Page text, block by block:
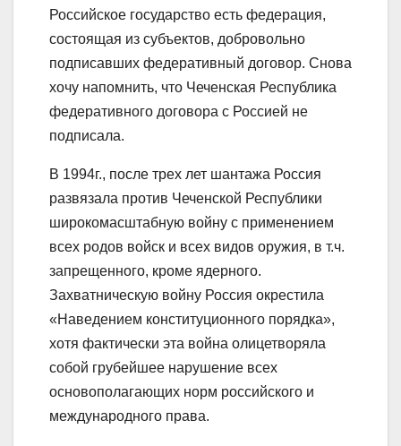
Российское государство есть федерация,
состоящая из субъектов, добровольно
подписавших федеративный договор. Снова
хочу напомнить, что Чеченская Республика
федеративного договора с Россией не
подписала.
В 1994г., после трех лет шантажа Россия
развязала против Чеченской Республики
широкомасштабную войну с применением
всех родов войск и всех видов оружия, в т.ч.
запрещенного, кроме ядерного.
Захватническую войну Россия окрестила
«Наведением конституционного порядка»,
хотя фактически эта война олицетворяла
собой грубейшее нарушение всех
основополагающих норм российского и
международного права.